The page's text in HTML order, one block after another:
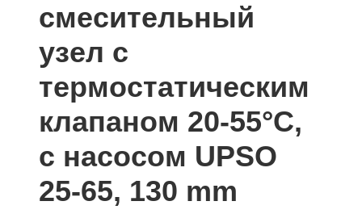
смесительный
узел с
термостатическим
клапаном 20-55°C,
с насосом UPSO
25-65, 130 mm